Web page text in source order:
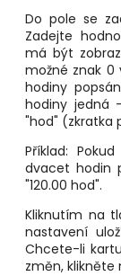
Do pole se
Zadejte
má být
možné znak 0
hodiny
hodiny jedná
"hod" (zkratka
Příklad:
dvacet hodin
"120.00 hod".
Kliknutím na
nastavení
Chcete-li
změn,